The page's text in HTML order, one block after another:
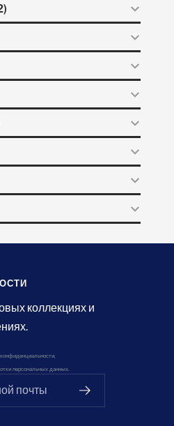
коллекциях и
персональных данных.
почты